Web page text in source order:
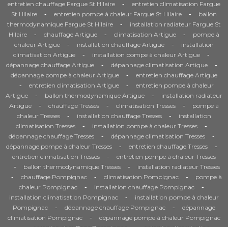
entretien chauffage Fargue St Hilaire -
entretien climatisation Fargue
St Hilaire
- entretien pompe à chaleur Fargue St Hilaire -
ballon
thermodynamique Fargue St Hilaire
-
installation radiateur Fargue St
Hilaire
- chauffage Artigue - climatisation Artigue -
pompe à
chaleur Artigue
- installation chauffage Artigue -
installation
climatisation Artigue
- installation pompe à chaleur Artigue -
dépannage chauffage Artigue - dépannage climatisation Artigue -
dépannage pompe à chaleur Artigue - entretien chauffage Artigue
- entretien climatisation Artigue -
entretien pompe à chaleur
Artigue
- ballon thermodynamique Artigue -
installation radiateur
Artigue
- chauffage Tresses - climatisation Tresses -
pompe à
chaleur Tresses
- installation chauffage Tresses -
installation
climatisation Tresses
- installation pompe à chaleur Tresses -
dépannage chauffage Tresses - dépannage climatisation Tresses -
dépannage pompe à chaleur Tresses - entretien chauffage Tresses -
entretien climatisation Tresses - entretien pompe à chaleur Tresses
- ballon thermodynamique Tresses - installation radiateur Tresses
- chauffage Pompignac - climatisation Pompignac -
pompe à
chaleur Pompignac
- installation chauffage Pompignac -
installation climatisation Pompignac -
installation pompe à chaleur
Pompignac
- dépannage chauffage Pompignac -
dépannage
climatisation Pompignac
- dépannage pompe à chaleur Pompignac